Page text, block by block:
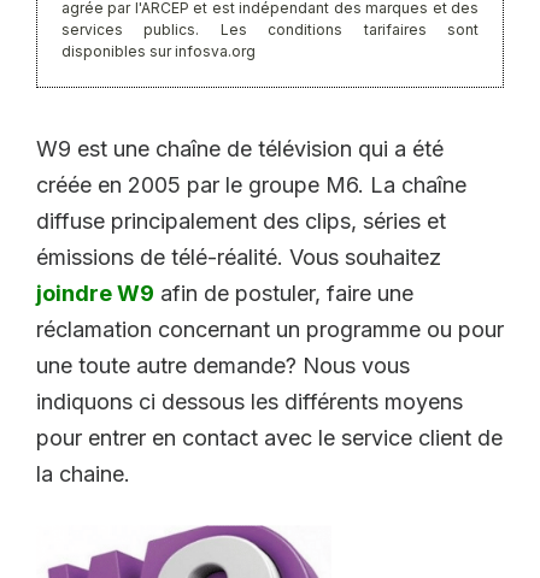
agrée par l'ARCEP et est indépendant des marques et des
services publics. Les conditions tarifaires sont
disponibles sur infosva.org
W9 est une chaîne de télévision qui a été
créée en 2005 par le groupe M6. La chaîne
diffuse principalement des clips, séries et
émissions de télé-réalité. Vous souhaitez
joindre W9 afin de postuler, faire une
réclamation concernant un programme ou pour
une toute autre demande? Nous vous
indiquons ci dessous les différents moyens
pour entrer en contact avec le service client de
la chaine.